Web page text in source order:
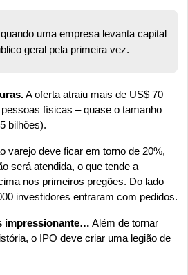
uma empresa levanta capital
geral pela primeira vez.
A oferta atraiu mais de US$ 70
físicas – quase o tamanho
bilhões).
varejo deve ficar em torno de 20%,
será atendida, o que tende a
nos primeiros pregões. Do lado
investidores entraram com pedidos.
impressionante… Além de tornar
o IPO deve criar uma legião de